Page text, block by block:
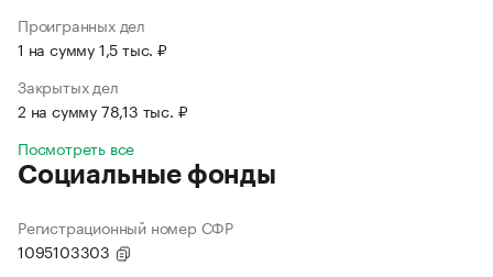
Проигранных дел
1 на сумму 1,5 тыс. ₽
Закрытых дел
2 на сумму 78,13 тыс. ₽
Посмотреть все
Социальные фонды
Регистрационный номер СФР
1095103303